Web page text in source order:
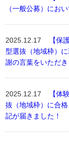
（一般公募）にお
2025.12.17
【保
型選抜（地域枠）
謝の言葉をいただ
2025.12.17
【体
抜（地域枠）に合
記が届きました！